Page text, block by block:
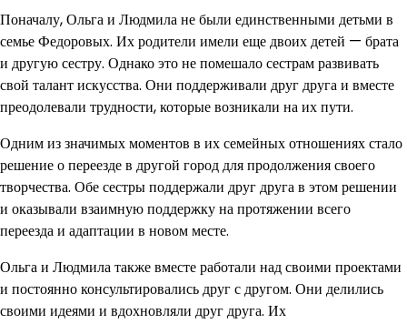
Поначалу, Ольга и Людмила не были единственными детьми в
семье Федоровых. Их родители имели еще двоих детей — брата
и другую сестру. Однако это не помешало сестрам развивать
свой талант искусства. Они поддерживали друг друга и вместе
преодолевали трудности, которые возникали на их пути.
Одним из значимых моментов в их семейных отношениях стало
решение о переезде в другой город для продолжения своего
творчества. Обе сестры поддержали друг друга в этом решении
и оказывали взаимную поддержку на протяжении всего
переезда и адаптации в новом месте.
Ольга и Людмила также вместе работали над своими проектами
и постоянно консультировались друг с другом. Они делились
своими идеями и вдохновляли друг друга. Их